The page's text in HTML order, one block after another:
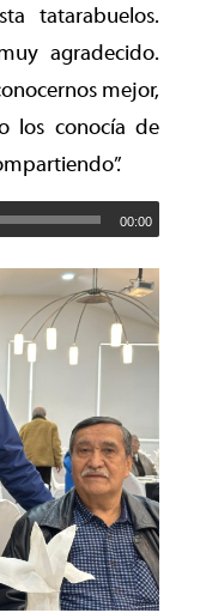
tatarabuelos.
agradecido.
mejor,
los conocía de
00:00